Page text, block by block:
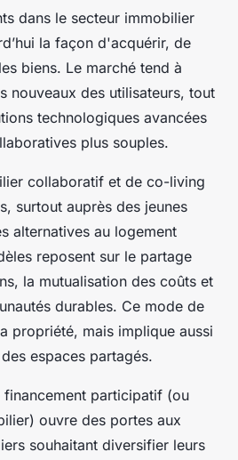
dans le secteur immobilier
la façon d'acquérir, de
biens. Le marché tend à
nouveaux des utilisateurs, tout
technologiques avancées
plus souples.
collaboratif et de co-living
surtout auprès des jeunes
alternatives au logement
reposent sur le partage
la mutualisation des coûts et
durables. Ce mode de
propriété, mais implique aussi
espaces partagés.
financement participatif (ou
ouvre des portes aux
souhaitant diversifier leurs